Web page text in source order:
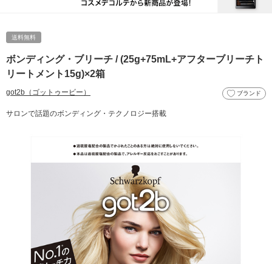
送料無料
ボンディング・ブリーチ / (25g+75mL+アフターブリーチト
リートメント15g)×2箱
got2b（ゴットゥービー） ブランド
サロンで話題のボンディング・テクノロジー搭載